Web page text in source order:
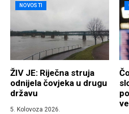
NOVOSTI
ŽIV JE: Riječna struja
odnijela čovjeka u drugu
državu
5. Kolovoza 2026.